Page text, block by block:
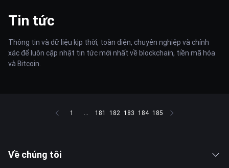
Tin tức
Thông tin và dữ liệu kịp thời, toàn diện, chuyên nghiệp và chính
xác để luôn cập nhật tin tức mới nhất về blockchain, tiền mã hóa
và Bitcoin.
1 ... 181 182 183 184 185
Về chúng tôi